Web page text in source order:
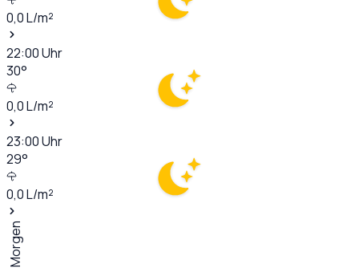
0,0L/m²
22:00Uhr
30°
0,0L/m²
23:00Uhr
29°
0,0L/m²
Morgen